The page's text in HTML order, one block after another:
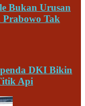
Bukan Urusan
Tak
DKI Bikin
Api